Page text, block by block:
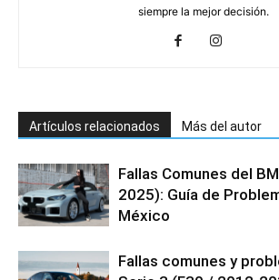
siempre la mejor decisión.
Artículos relacionados Más del autor
Fallas Comunes del
2025): Guía de
México
Fallas comunes y